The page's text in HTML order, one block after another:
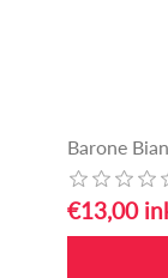
Barone
€13,00